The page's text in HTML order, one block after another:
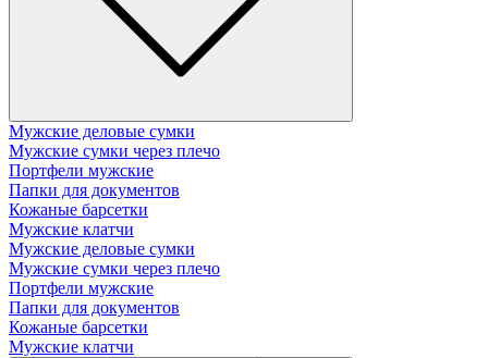
Мужские деловые сумки
Мужские сумки через плечо
Портфели мужские
Папки для документов
Кожаные барсетки
Мужские клатчи
Мужские деловые сумки
Мужские сумки через плечо
Портфели мужские
Папки для документов
Кожаные барсетки
Мужские клатчи